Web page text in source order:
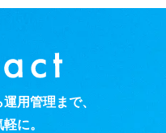
用管理まで、
に。